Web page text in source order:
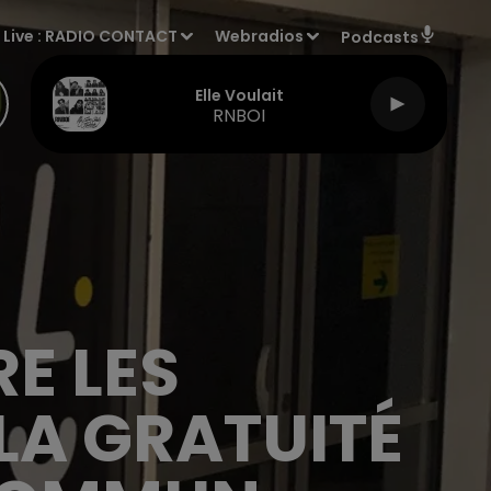
Live :RADIO CONTACT Webradios Podcasts
Elle Voulait
RNBOI
LES
GRATUITÉ